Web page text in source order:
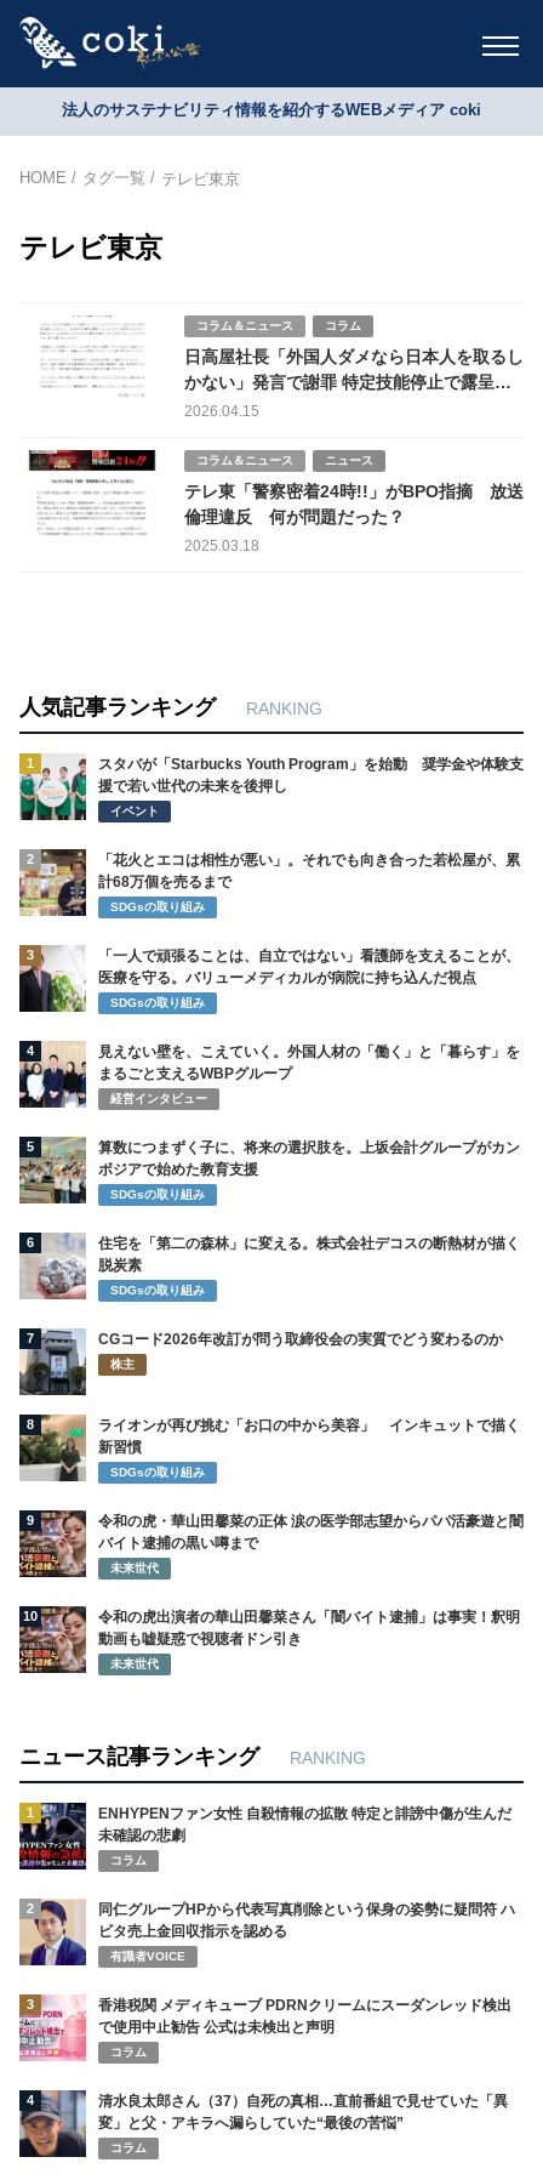
法人のサステナビリティ情報を紹介するWEBメディア coki
HOME タグ一覧 テレビ東京
テレビ東京
コラム＆ニュース コラム
日高屋社長「外国人ダメなら日本人を取るし
かない」発言で謝罪 特定技能停止で露呈し
た外国人依存の危機
2026.04.15
コラム＆ニュース ニュース
テレ東「警察密着24時!!」がBPO指摘 放送
倫理違反 何が問題だった？
2025.03.18
人気記事ランキング RANKING
1
スタバが「Starbucks Youth Program」を始動 奨学金や体験支
援で若い世代の未来を後押し
イベント
2
「花火とエコは相性が悪い」。それでも向き合った若松屋が、累
計68万個を売るまで
SDGsの取り組み
3
「一人で頑張ることは、自立ではない」看護師を支えることが、
医療を守る。バリューメディカルが病院に持ち込んだ視点
SDGsの取り組み
4
見えない壁を、こえていく。外国人材の「働く」と「暮らす」を
まるごと支えるWBPグループ
経営インタビュー
5
算数につまずく子に、将来の選択肢を。上坂会計グループがカン
ボジアで始めた教育支援
SDGsの取り組み
6
住宅を「第二の森林」に変える。株式会社デコスの断熱材が描く
脱炭素
SDGsの取り組み
7 CGコード2026年改訂が問う取締役会の実質でどう変わるのか
株主
8
ライオンが再び挑む「お口の中から美容」 インキュットで描く
新習慣
SDGsの取り組み
9
令和の虎・華山田馨菜の正体 涙の医学部志望からパパ活豪遊と闇
バイト逮捕の黒い噂まで
未来世代
10
令和の虎出演者の華山田馨菜さん「闇バイト逮捕」は事実！釈明
動画も嘘疑惑で視聴者ドン引き
未来世代
ニュース記事ランキング RANKING
1
ENHYPENファン女性 自殺情報の拡散 特定と誹謗中傷が生んだ
未確認の悲劇
コラム
2
同仁グループHPから代表写真削除という保身の姿勢に疑問符 ハ
ビタ売上金回収指示を認める
有識者VOICE
3
香港税関 メディキューブ PDRNクリームにスーダンレッド検出
で使用中止勧告 公式は未検出と声明
コラム
4
清水良太郎さん（37）自死の真相…直前番組で見せていた「異
変」と父・アキラへ漏らしていた“最後の苦悩”
コラム